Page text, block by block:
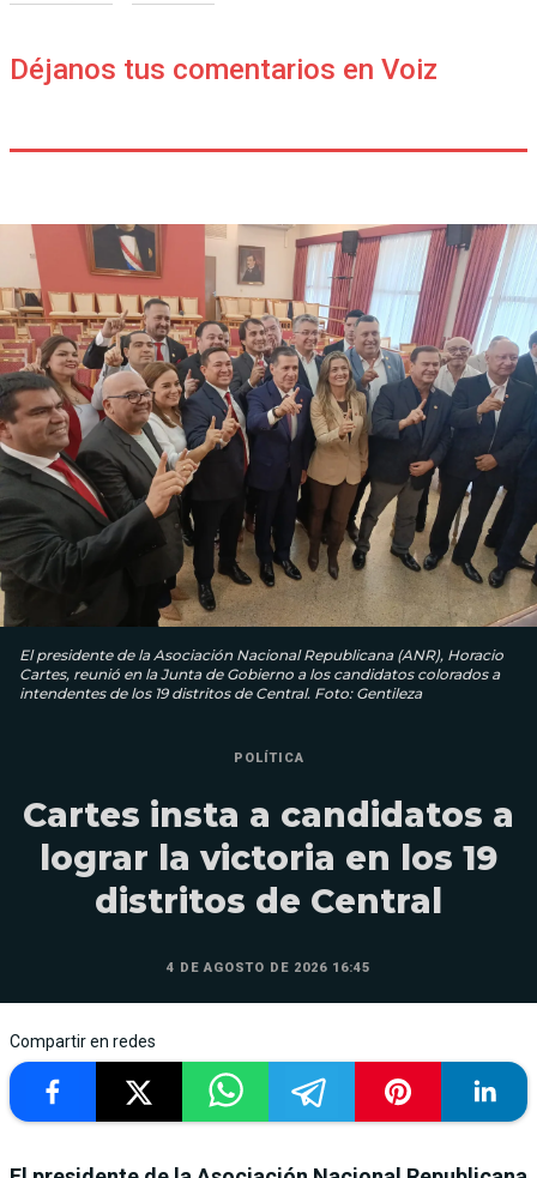
Déjanos tus comentarios en Voiz
El presidente de la Asociación Nacional Republicana (ANR), Horacio
Cartes, reunió en la Junta de Gobierno a los candidatos colorados a
intendentes de los 19 distritos de Central. Foto: Gentileza
POLÍTICA
Cartes insta a candidatos a
lograr la victoria en los 19
distritos de Central
4 DE AGOSTO DE 2026 16:45
Compartir en redes